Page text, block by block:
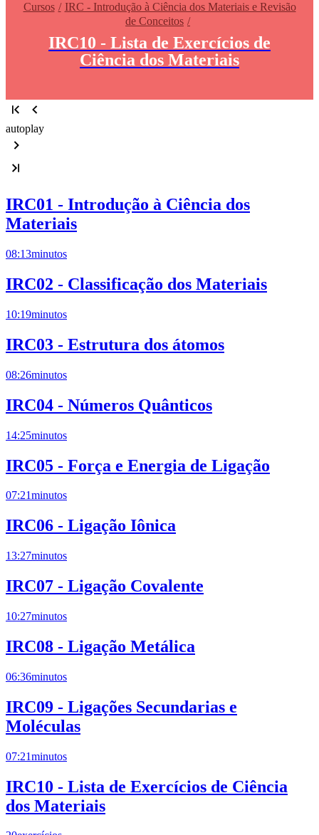
Cursos
IRC - Introdução à Ciência dos Materiais e Revisão
de Conceitos
IRC10 - Lista de Exercícios de
Ciência dos Materiais
autoplay
IRC01 - Introdução à Ciência dos
Materiais
08:13minutos
IRC02 - Classificação dos Materiais
10:19minutos
IRC03 - Estrutura dos átomos
08:26minutos
IRC04 - Números Quânticos
14:25minutos
IRC05 - Força e Energia de Ligação
07:21minutos
IRC06 - Ligação Iônica
13:27minutos
IRC07 - Ligação Covalente
10:27minutos
IRC08 - Ligação Metálica
06:36minutos
IRC09 - Ligações Secundarias e
Moléculas
07:21minutos
IRC10 - Lista de Exercícios de Ciência
dos Materiais